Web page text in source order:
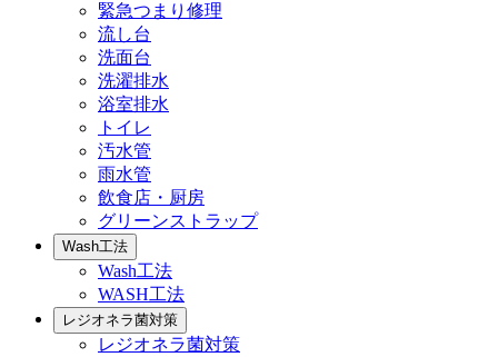
緊急つまり修理
流し台
洗面台
洗濯排水
浴室排水
トイレ
汚水管
雨水管
飲食店・厨房
グリーンストラップ
Wash工法
Wash工法
WASH工法
レジオネラ菌対策
レジオネラ菌対策